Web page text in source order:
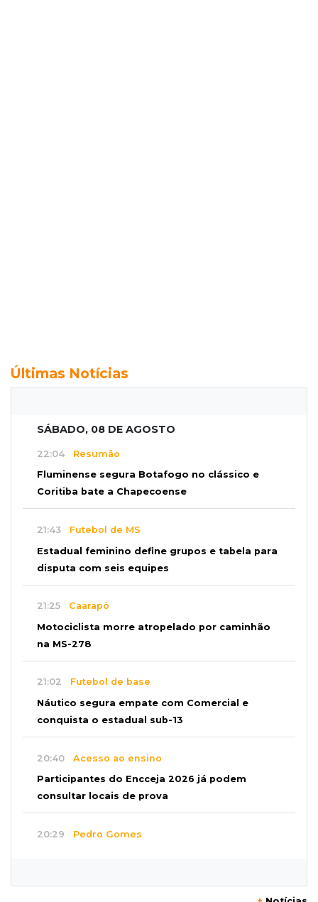
Últimas Notícias
SÁBADO, 08 DE AGOSTO
22:04 Resumão
Fluminense segura Botafogo no clássico e
Coritiba bate a Chapecoense
21:43 Futebol de MS
Estadual feminino define grupos e tabela para
disputa com seis equipes
21:25 Caarapó
Motociclista morre atropelado por caminhão
na MS-278
21:02 Futebol de base
Náutico segura empate com Comercial e
conquista o estadual sub-13
20:40 Acesso ao ensino
Participantes do Encceja 2026 já podem
consultar locais de prova
20:29 Pedro Gomes